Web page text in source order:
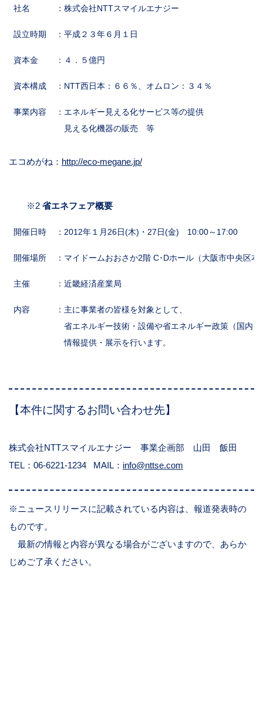
社名 ：株式会社NTTスマイルエナジー
設立時期 ：平成２３年６月１日
資本金 ：４．５億円
資本構成 ：NTT西日本：６６％、オムロン：３４％
事業内容
：エネルギー見える化サービス等の提供
見える化機器の販売 等
エコめがね： http://eco-megane.jp/
※2 省エネフェア概要
開催日時 ：2012年１月26日(木)・27日(金) 10:00～17:00
開催場所 ：マイドームおおさか2階 C･Dホール（大阪市中央区本
主催 ：近畿経済産業局
内容
：主に事業者の皆様を対象として、
省エネルギー技術・設備や省エネルギー政策（国内
情報提供・展示を行います。
【本件に関するお問い合わせ先】
株式会社NTTスマイルエナジー 事業企画部 山田 飯田
TEL：06-6221-1234 MAIL： info@nttse.com
※ニュースリリースに記載されている内容は、報道発表時の
ものです。
最新の情報と内容が異なる場合がございますので、あらか
じめご了承ください。